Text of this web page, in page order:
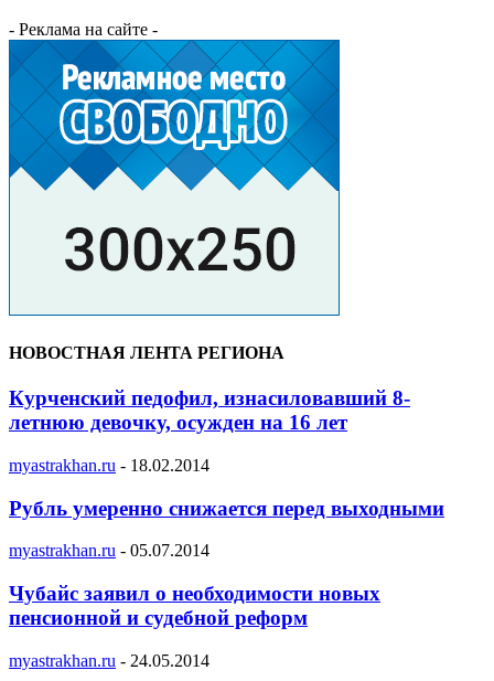
- Реклама на сайте -
НОВОСТНАЯ ЛЕНТА РЕГИОНА
Курченский педофил, изнасиловавший 8-
летнюю девочку, осужден на 16 лет
myastrakhan.ru - 18.02.2014
Рубль умеренно снижается перед выходными
myastrakhan.ru - 05.07.2014
Чубайс заявил о необходимости новых
пенсионной и судебной реформ
myastrakhan.ru - 24.05.2014